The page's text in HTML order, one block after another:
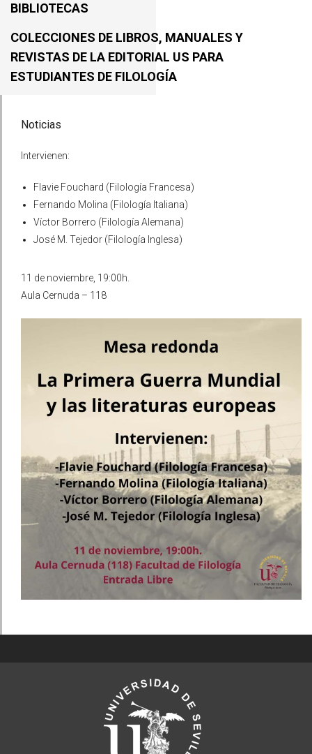
BIBLIOTECAS
COLECCIONES DE LIBROS, MANUALES Y
REVISTAS DE LA EDITORIAL US PARA
ESTUDIANTES DE FILOLOGÍA
Noticias
Intervienen:
Flavie Fouchard (Filología Francesa)
Fernando Molina (Filología Italiana)
Víctor Borrero (Filología Alemana)
José M. Tejedor (Filología Inglesa)
11 de noviembre, 19:00h.
Aula Cernuda – 118